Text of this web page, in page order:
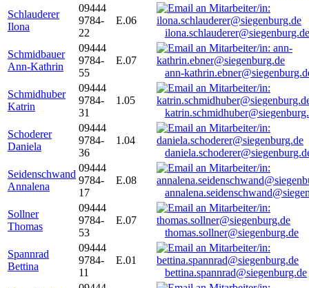
Schlauderer
Ilona
09444
9784-
22
E.06
ilona.schlauderer@siegenburg.de
Schmidbauer
Ann-Kathrin
09444
9784-
55
E.07
ann-
Schmidhuber
Katrin
09444
9784-
31
1.05
Schoderer
Daniela
09444
9784-
36
1.04
Seidenschwand
Annalena
09444
9784-
17
E.08
Sollner
Thomas
09444
9784-
53
E.07
thomas.sollner@siegenburg.de
Spannrad
Bettina
09444
9784-
11
E.01
bettina.spannrad@siegenburg.de